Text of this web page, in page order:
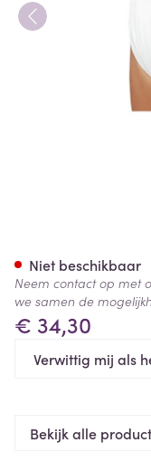
€ 34,30
Verwittig mij als
Niet beschikbaar
Neem contact op met
we samen de
Bekijk alle